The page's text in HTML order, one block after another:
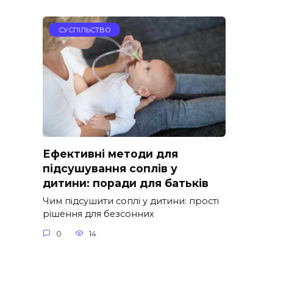
СУСПІЛЬСТВО
Ефективні методи для
підсушування соплів у
дитини: поради для батьків
Чим підсушити соплі у дитини: прості
рішення для безсонних
0 14